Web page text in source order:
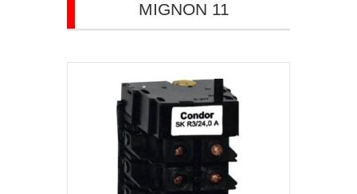
MIGNON 11